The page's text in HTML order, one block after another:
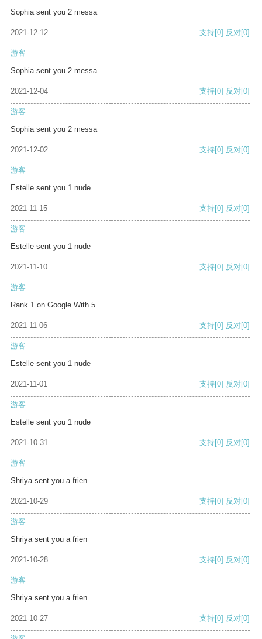
Sophia sent you 2 messa
2021-12-12 支持[0] 反对[0]
游客
Sophia sent you 2 messa
2021-12-04 支持[0] 反对[0]
游客
Sophia sent you 2 messa
2021-12-02 支持[0] 反对[0]
游客
Estelle sent you 1 nude
2021-11-15 支持[0] 反对[0]
游客
Estelle sent you 1 nude
2021-11-10 支持[0] 反对[0]
游客
Rank 1 on Google With 5
2021-11-06 支持[0] 反对[0]
游客
Estelle sent you 1 nude
2021-11-01 支持[0] 反对[0]
游客
Estelle sent you 1 nude
2021-10-31 支持[0] 反对[0]
游客
Shriya sent you a frien
2021-10-29 支持[0] 反对[0]
游客
Shriya sent you a frien
2021-10-28 支持[0] 反对[0]
游客
Shriya sent you a frien
2021-10-27 支持[0] 反对[0]